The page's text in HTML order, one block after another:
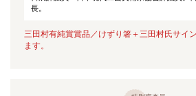
長。
三田村有純賞賞品／けずり箸＋三田村氏サイ
ます。